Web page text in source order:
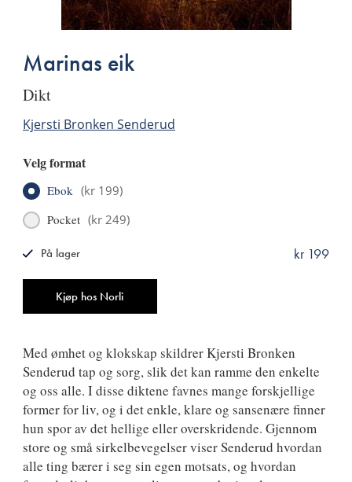
Marinas eik
dikt
Kjersti Bronken Senderud
Velg format
Ebok (kr 199)
Pocket (kr 249)
Kjøp hos Norli
kr 199
På lager
Med ømhet og klokskap skildrer Kjersti Bronken
Senderud tap og sorg, slik det kan ramme den enkelte
og oss alle. I disse diktene favnes mange forskjellige
former for liv, og i det enkle, klare og sansenære finner
hun spor av det hellige eller overskridende. Gjennom
store og små sirkelbevegelser viser Senderud hvordan
alle ting bærer i seg sin egen motsats, og hvordan